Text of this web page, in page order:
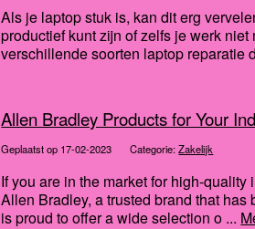
Als je laptop stuk is, kan dit erg
productief kunt zijn of zelfs je werk
verschillende soorten laptop reparatie
Allen Bradley Products for Your
Geplaatst op 17-02-2023 Categorie:Zakelijk
If you are in the market for high-
Allen Bradley, a trusted brand that
is proud to offer a wide selection o ...